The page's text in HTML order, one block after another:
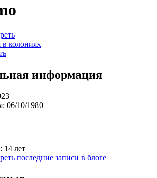
колониях
информация
06/10/1980
14 лет
последние записи в блоге